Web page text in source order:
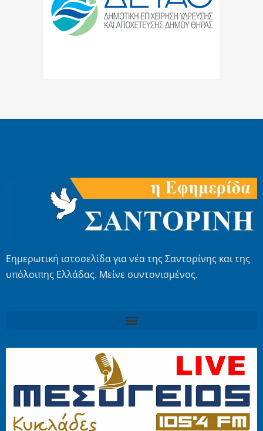
Εημερωτική ιστοσελίδα για νέα της Σαντορίνης και της
υπόλοιπης Ελλάδας. Μείνε συντονισμένος.